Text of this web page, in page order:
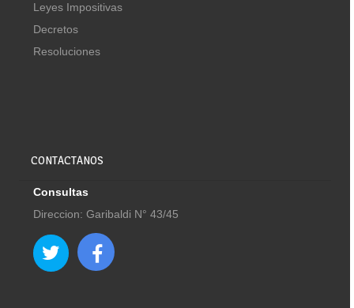
Leyes Impositivas
Decretos
Resoluciones
CONTACTANOS
Consultas
Direccion: Garibaldi N° 43/45